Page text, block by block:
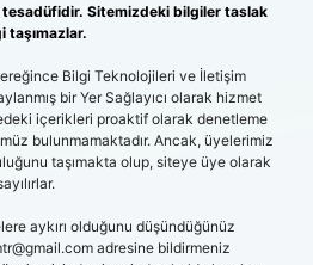
Sitemizdeki bilgiler taslak
taşımazlar.
Bilgi Teknolojileri ve İletişim
bir Yer Sağlayıcı olarak hizmet
içerikleri proaktif olarak denetleme
bulunmamaktadır. Ancak, üyelerimiz
taşımakta olup, siteye üye olarak
aykırı olduğunu düşündüğünüz
adresine bildirmeniz